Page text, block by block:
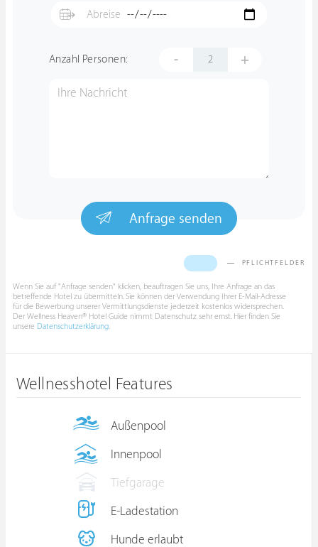
Anzahl Personen: - +
Anfrage senden
PFLICHTFELDER
Wenn Sie auf "Anfrage senden" klicken, beauftragen Sie uns, Ihre Anfrage an das
betreffende Hotel zu übermitteln. Sie können der Verwendung Ihrer E-Mail-Adresse
für die Bewerbung unserer Vermittlungsdienste jederzeit kostenlos widersprechen.
Der Wellness Heaven® Hotel Guide nimmt Datenschutz sehr ernst. Hier finden Sie
unsere Datenschutzerklärung.
Wellnesshotel Features
Außenpool
Innenpool
Tiefgarage
E-Ladestation
Hunde erlaubt